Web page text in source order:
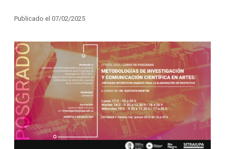
Publicado el 07/02/2025